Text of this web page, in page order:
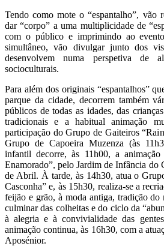
Tendo como mote o “espantalho”, vão
dar “corpo” a uma multiplicidade de
com o público e imprimindo ao
simultâneo, vão divulgar junto dos
desenvolvem numa perspetiva de
socioculturais.
Para além dos originais “espantalhos”
parque da cidade, decorrem também
públicos de todas as idades, das
tradicionais e a habitual animação
participação do Grupo de Gaiteiros
Grupo de Capoeira Muzenza (às
infantil decorre, às 11h00, a
Enamorado”, pelo Jardim de Infância do
de Abril. À tarde, às 14h30, atua o
Casconha” e, às 15h30, realiza-se a
feijão e grão, à moda antiga, tradição
culminar das colheitas e do ciclo da
à alegria e à convivialidade das
animação continua, às 16h30, com a
Aposénior.